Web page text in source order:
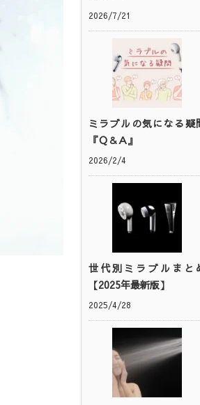
2026/7/21
ミラブルの気になる疑
『Ｑ＆Ａ』
2026/2/4
世代別ミラブルまと
【2025年最新版】
2025/4/28